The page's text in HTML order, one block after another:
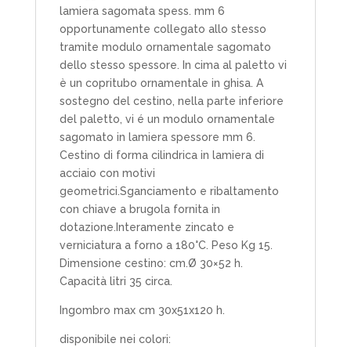
lamiera sagomata spess. mm 6
opportunamente collegato allo stesso
tramite modulo ornamentale sagomato
dello stesso spessore. In cima al paletto vi
è un copritubo ornamentale in ghisa. A
sostegno del cestino, nella parte inferiore
del paletto, vi é un modulo ornamentale
sagomato in lamiera spessore mm 6.
Cestino di forma cilindrica in lamiera di
acciaio con motivi
geometrici.Sganciamento e ribaltamento
con chiave a brugola fornita in
dotazione.Interamente zincato e
verniciatura a forno a 180°C. Peso Kg 15.
Dimensione cestino: cm.Ø 30×52 h.
Capacità litri 35 circa.
Ingombro max cm 30x51x120 h.
disponibile nei colori: